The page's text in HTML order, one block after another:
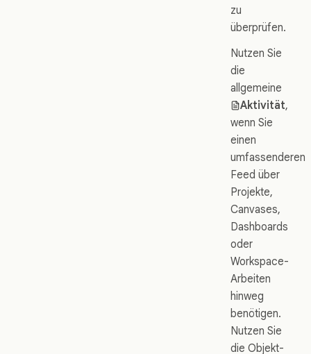
zu
überprüfen.
Nutzen Sie
die
allgemeine
Aktivität,
wenn Sie
einen
umfassenderen
Feed über
Projekte,
Canvases,
Dashboards
oder
Workspace-
Arbeiten
hinweg
benötigen.
Nutzen Sie
die Objekt-